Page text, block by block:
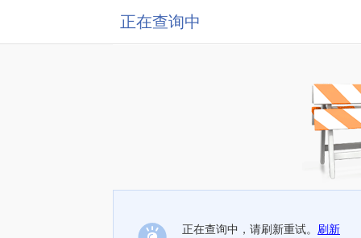
正在查询中
正在查询中，请刷新重试。 刷新